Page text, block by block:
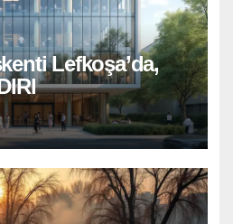
Lefkoşa’da,